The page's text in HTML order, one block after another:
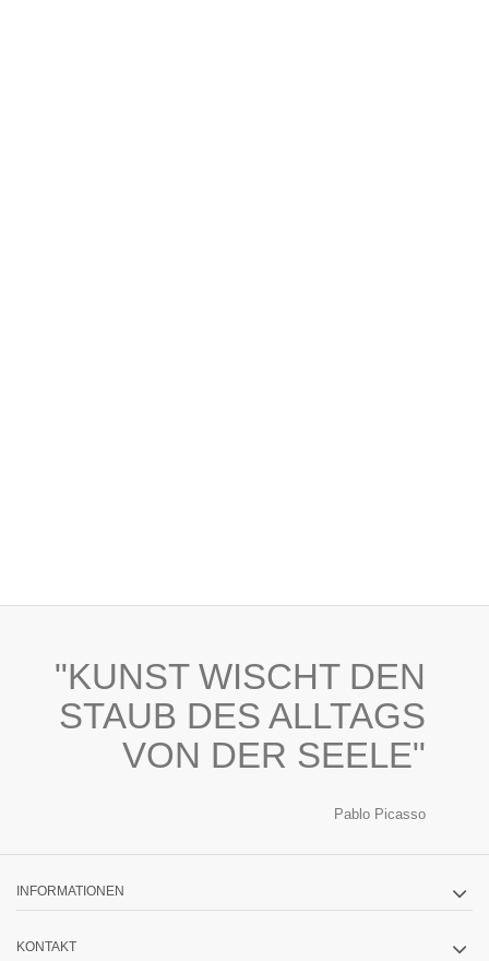
"KUNST WISCHT DEN
STAUB DES ALLTAGS
VON DER SEELE"
Pablo Picasso
INFORMATIONEN
KONTAKT